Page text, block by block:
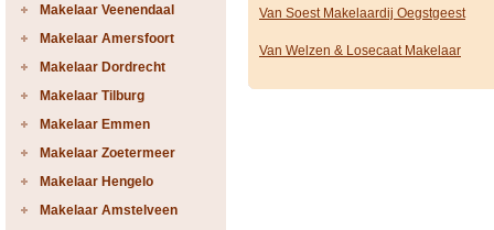
Makelaar Veenendaal
Makelaar Amersfoort
Makelaar Dordrecht
Makelaar Tilburg
Makelaar Emmen
Makelaar Zoetermeer
Makelaar Hengelo
Makelaar Amstelveen
Van Soest Makelaardij Oegstgeest
Van Welzen & Losecaat Makelaar